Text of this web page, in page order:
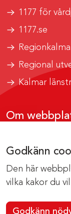
Godkänn
Den här
vilka kakor du
Godkänn
1177 för
1177.se
Regional
Kalmar
Om
Om cookies
Kontakta